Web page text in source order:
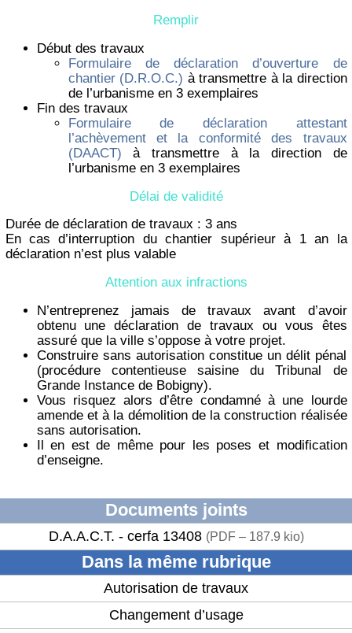
Remplir
Début des travaux
Formulaire de déclaration d’ouverture de
chantier (D.R.O.C.) à transmettre à la direction
de l’urbanisme en 3 exemplaires
Fin des travaux
Formulaire de déclaration attestant
l’achèvement et la conformité des travaux
(DAACT) à transmettre à la direction de
l’urbanisme en 3 exemplaires
Délai de validité
Durée de déclaration de travaux : 3 ans
En cas d’interruption du chantier supérieur à 1 an la
déclaration n’est plus valable
Attention aux infractions
N’entreprenez jamais de travaux avant d’avoir
obtenu une déclaration de travaux ou vous êtes
assuré que la ville s’oppose à votre projet.
Construire sans autorisation constitue un délit pénal
(procédure contentieuse saisine du Tribunal de
Grande Instance de Bobigny).
Vous risquez alors d’être condamné à une lourde
amende et à la démolition de la construction réalisée
sans autorisation.
Il en est de même pour les poses et modification
d’enseigne.
Documents joints
D.A.A.C.T. - cerfa 13408 (PDF – 187.9 kio)
Dans la même rubrique
Autorisation de travaux
Changement d’usage